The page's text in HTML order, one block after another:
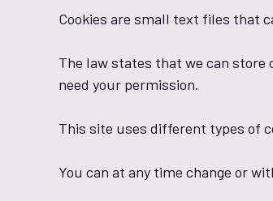
Cookies are small text files that
The law states that we can store
need your permission.
This site uses different types of
You can at any time change or